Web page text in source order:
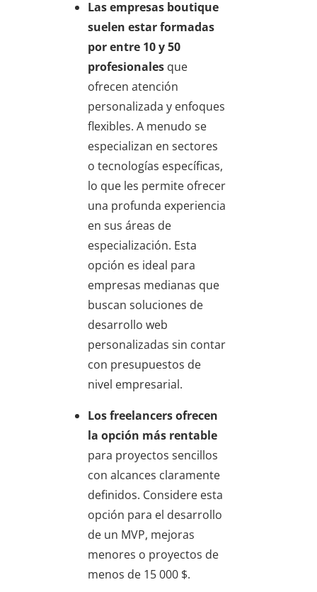
Las empresas boutique
suelen estar formadas
por entre 10 y 50
profesionales que
ofrecen atención
personalizada y enfoques
flexibles. A menudo se
especializan en sectores
o tecnologías específicas,
lo que les permite ofrecer
una profunda experiencia
en sus áreas de
especialización. Esta
opción es ideal para
empresas medianas que
buscan soluciones de
desarrollo web
personalizadas sin contar
con presupuestos de
nivel empresarial.
Los freelancers ofrecen
la opción más rentable
para proyectos sencillos
con alcances claramente
definidos. Considere esta
opción para el desarrollo
de un MVP, mejoras
menores o proyectos de
menos de 15 000 $.